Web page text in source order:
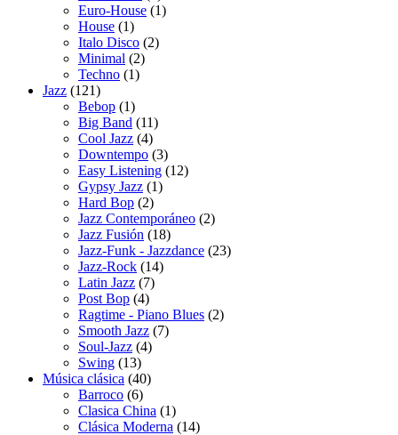
productos
Euro-House 11
House 11
producto
Italo Disco 22
Minimal 22
Techno 11
Jazz 121121
productos
Bebop 11
producto
Big Band 1111
Cool Jazz 44
productos
Downtempo 33
productos
Easy Listening 1212
Gypsy Jazz 11
Hard Bop 22
productos
Jazz Contemporáneo 22
Jazz Fusión 1818
productos
Jazz-Funk - Jazzdance 2323
Jazz-Rock 1414
Latin Jazz 77
Post Bop 44
productos
Ragtime - Piano Blues 22
Smooth Jazz 77
Soul-Jazz 44
Swing 1313
productos
Música clásica 4040
Barroco 66
productos
Clasica China 11
producto
Clásica Moderna 1414